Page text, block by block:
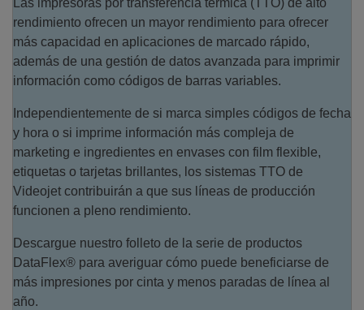
Las impresoras por transferencia térmica (TTO) de alto
rendimiento ofrecen un mayor rendimiento para ofrecer
más capacidad en aplicaciones de marcado rápido,
además de una gestión de datos avanzada para imprimir
información como códigos de barras variables.
Independientemente de si marca simples códigos de fecha
y hora o si imprime información más compleja de
marketing e ingredientes en envases con film flexible,
etiquetas o tarjetas brillantes, los sistemas TTO de
Videojet contribuirán a que sus líneas de producción
funcionen a pleno rendimiento.
Descargue nuestro folleto de la serie de productos
DataFlex® para averiguar cómo puede beneficiarse de
más impresiones por cinta y menos paradas de línea al
año.